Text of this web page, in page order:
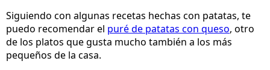
Siguiendo con algunas recetas hechas con patatas, te
puedo recomendar el puré de patatas con queso, otro
de los platos que gusta mucho también a los más
pequeños de la casa.